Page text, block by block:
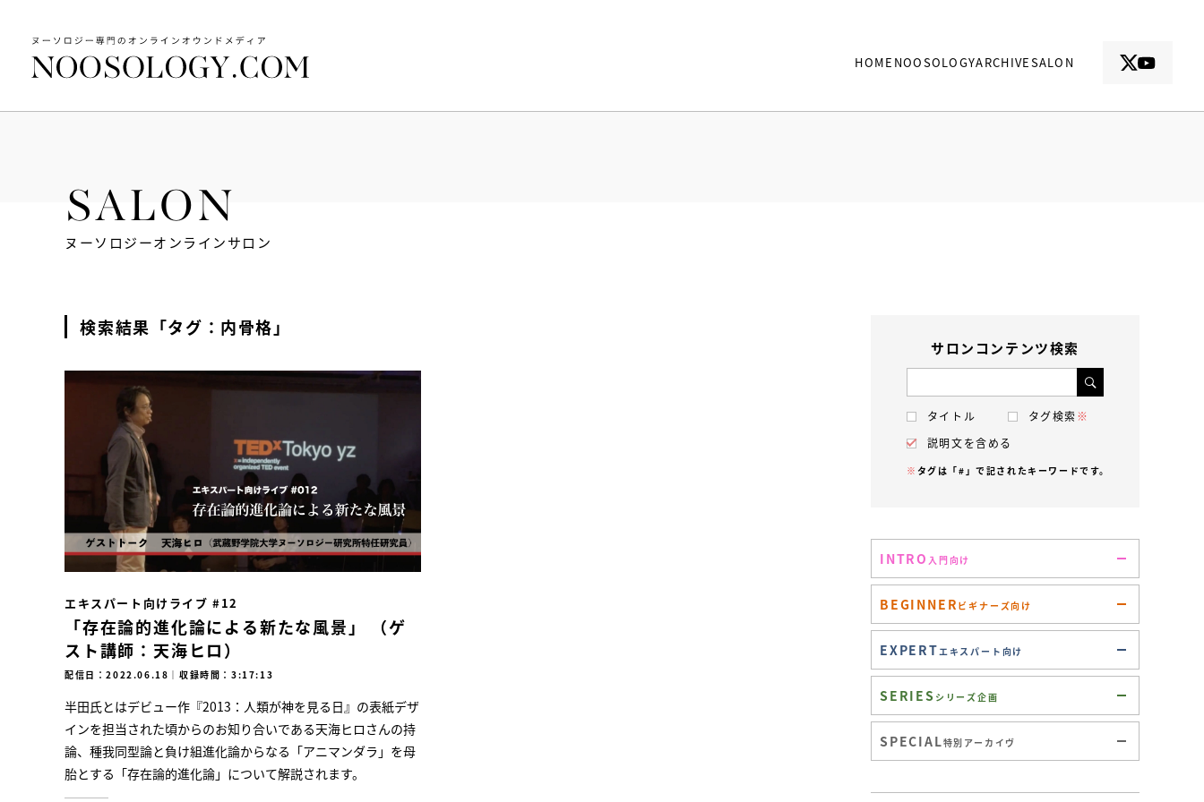
HOME NOOSOLOGYARCHIVESALON
SALON
ヌーソロジーオンラインサロン
検索結果「タグ：内骨格」
エキスパート向けライブ #12
「存在論的進化論による新たな風景」 （ゲ
スト講師：天海ヒロ）
配信日：2022.06.18 ｜収録時間：3:17:13
半田氏とはデビュー作『2013：人類が神を見る日』の表紙デザ
インを担当された頃からのお知り合いである天海ヒロさんの持
論、種我同型論と負け組進化論からなる「アニマンダラ」を母
胎とする「存在論的進化論」について解説されます。
サロンコンテンツ検索
タイトル タグ検索※
説明文を含める
※ タグは「#」で記されたキーワードです。
INTRO 入門向け
BEGINNER ビギナーズ向け
EXPERTエキスパート向け
SERIES シリーズ企画
SPECIAL特別アーカイヴ